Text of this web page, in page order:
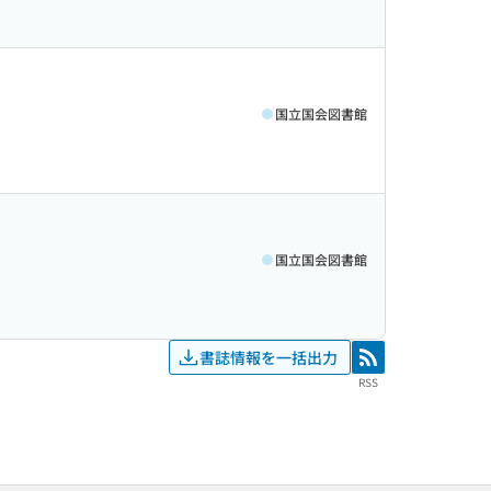
国立国会図書館
国立国会図書館
書誌情報を一括出力 RSS
RSS